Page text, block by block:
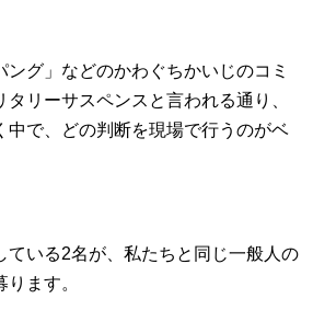
ング」などのかわぐちかいじのコミ
リーサスペンスと言われる通り、
中で、どの判断を現場で行うのがベ
ている2名が、私たちと同じ一般人の
ます。